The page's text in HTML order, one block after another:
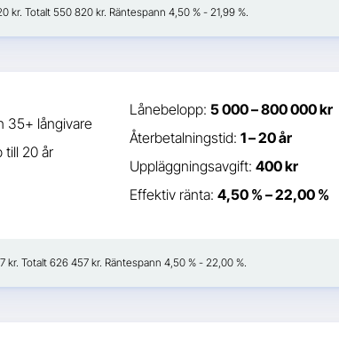
Totalt 550 820 kr. Räntespann 4,50 % - 21,99 %.
35+ långivare
till 20 år
Lånebelopp: 5 000 – 800 000 kr
Återbetalningstid: 1 – 20 år
Uppläggningsavgift: 400 kr
Effektiv ränta: 4,50 % – 22,00 %
Totalt 626 457 kr. Räntespann 4,50 % - 22,00 %.